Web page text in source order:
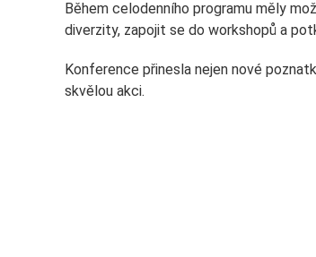
Během celodenního programu měly
diverzity, zapojit se do workshopů a
Konference přinesla nejen nové
skvělou akci.